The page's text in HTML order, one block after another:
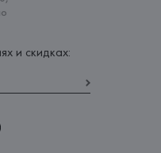
и скидках: